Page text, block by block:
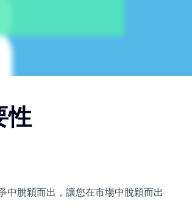
性
中脫穎而出，讓您在市場中脫穎而出